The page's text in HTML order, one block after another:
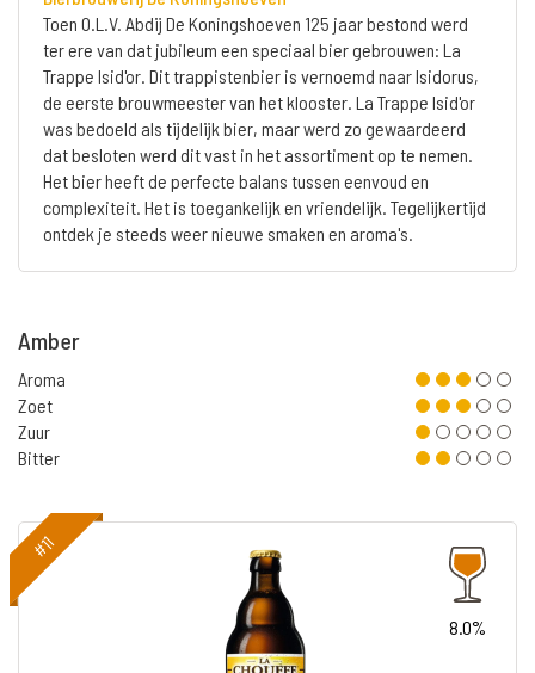
Toen O.L.V. Abdij De Koningshoeven 125 jaar bestond werd
ter ere van dat jubileum een speciaal bier gebrouwen: La
Trappe Isid'or. Dit trappistenbier is vernoemd naar Isidorus,
de eerste brouwmeester van het klooster. La Trappe Isid'or
was bedoeld als tijdelijk bier, maar werd zo gewaardeerd
dat besloten werd dit vast in het assortiment op te nemen.
Het bier heeft de perfecte balans tussen eenvoud en
complexiteit. Het is toegankelijk en vriendelijk. Tegelijkertijd
ontdek je steeds weer nieuwe smaken en aroma's.
Amber
Aroma
Zoet
Zuur
Bitter
#11
8.0%